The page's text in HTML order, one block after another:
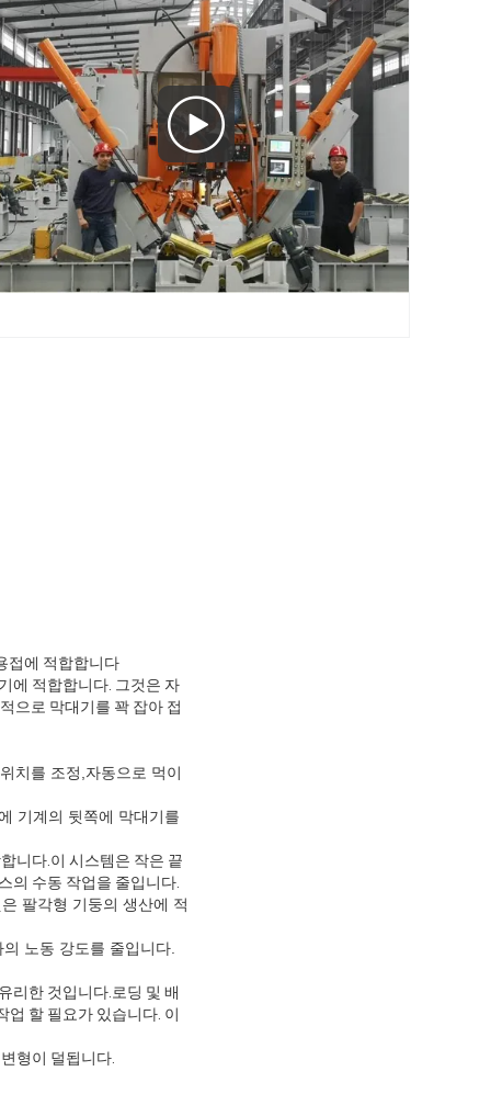
접에 적합합니다
에 적합합니다. 그것은 자
으로 막대기를 꽉 잡아 접
치를 조정,자동으로 먹이
기계의 뒷쪽에 막대기를
니다.이 시스템은 작은 끝
의 수동 작업을 줄입니다.
팔각형 기둥의 생산에 적
노동 강도를 줄입니다.
리한 것입니다.로딩 및 배
업 할 필요가 있습니다. 이
형이 덜됩니다.